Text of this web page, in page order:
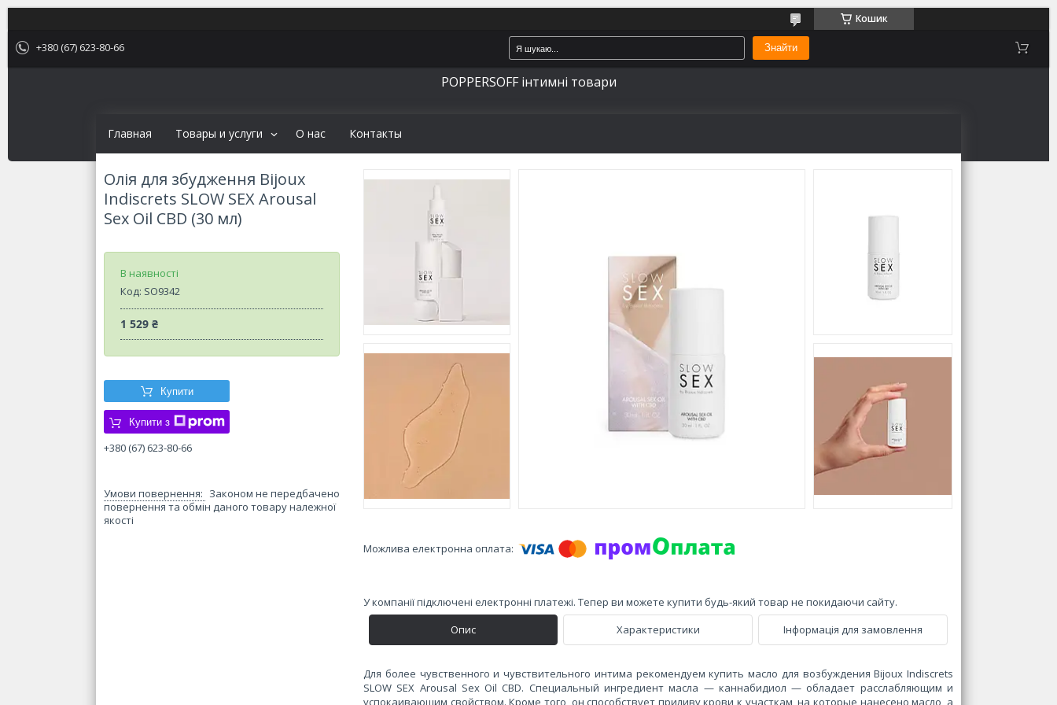
Кошик
+380 (67) 623-80-66 Знайти
POPPERSOFF інтимні товари
Главная Товары и услуги О нас Контакты
Олія для збудження Bijoux
Indiscrets SLOW SEX Arousal
Sex Oil CBD (30 мл)
В наявності
Код: SO9342
1 529 ₴
Купити
Купити з
+380 (67) 623-80-66
Законом не передбачено
повернення та обмін даного товару належної
якості
У компанії підключені електронні платежі. Тепер ви можете купити будь-який товар не покидаючи сайту.
Опис
Характеристики Інформація для замовлення
Для более чувственного и чувствительного интима рекомендуем купить масло для возбуждения Bijoux Indiscrets
SLOW SEX Arousal Sex Oil CBD. Специальный ингредиент масла — каннабидиол — обладает расслабляющим и
успокаивающим свойством. Кроме того, он способствует приливу крови к участкам, на которые нанесено масло, а